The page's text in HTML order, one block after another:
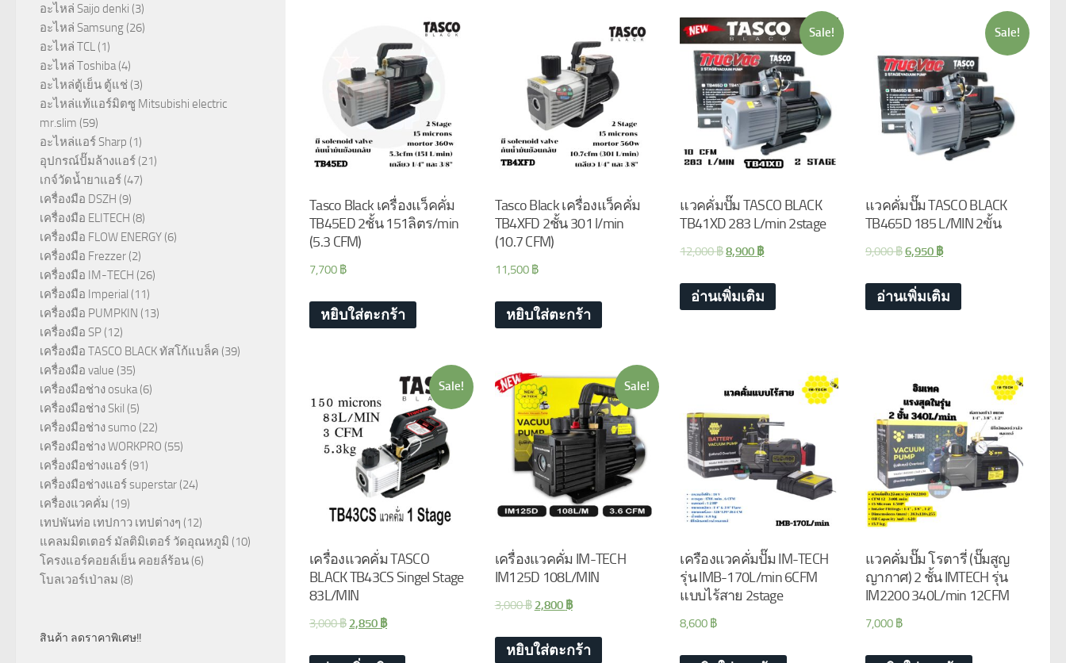
Tasco Black เครื่องแว็คคั่ม
TB45ED 2ชั้น 151ลิตร/min
(5.3 CFM)
7,700 ฿
หยิบใส่ตะกร้า
Tasco Black เครื่องแว็คคั่ม
TB4XFD 2ชั้น 301 l/min
(10.7 CFM)
11,500 ฿
หยิบใส่ตะกร้า
Sale!
แวคคั่มปั๊ม TASCO BLACK
TB41XD 283 L/min 2stage
12,000฿8,900 ฿
อ่านเพิ่มเติม
Sale!
แวคคั่มปั๊ม TASCO BLACK
TB465D 185 L/MIN 2ขั้น
9,000฿6,950 ฿
อ่านเพิ่มเติม
Sale!
เครื่องแวคคั่ม TASCO
BLACK TB43CS Singel Stage
83L/MIN
3,000฿ 2,850 ฿
Sale!
เครื่องแวคคั่ม IM-TECH
IM125D 108L/MIN
3,000฿ 2,800 ฿
หยิบใส่ตะกร้า
เครืองแวคคั่มปั๊ม IM-TECH
รุ่น IMB-170L/min 6CFM
แบบไร้สาย 2stage
8,600 ฿
แวคคั่มปั๊ม โรตารี่ (ปั๊มสูญ
ญากาศ) 2 ชั้น IMTECH รุ่น
IM2200 340L/min 12CFM
7,000 ฿
อะไหล่ Saijo denki (3)
อะไหล่ Samsung (26)
อะไหล่ TCL (1)
อะไหล่ Toshiba (4)
อะไหล่ตู้เย็น ตู้แช่ (3)
อะไหล่แท้แอร์มิตซู Mitsubishi electric
mr.slim (59)
อะไหล่แอร์ Sharp (1)
อุปกรณ์ปั๊มล้างแอร์ (21)
เกจ์วัดน้ำยาแอร์ (47)
เครื่องมือ DSZH (9)
เครื่องมือ ELITECH (8)
เครื่องมือ FLOW ENERGY (6)
เครื่องมือ Frezzer (2)
เครื่องมือ IM-TECH (26)
เครื่องมือ Imperial (11)
เครื่องมือ PUMPKIN (13)
เครื่องมือ SP (12)
เครื่องมือ TASCO BLACK ทัสโก้แบล็ค (39)
เครื่องมือ value (35)
เครื่องมือช่าง osuka (6)
เครื่องมือช่าง Skil (5)
เครื่องมือช่าง sumo (22)
เครืองมือช่าง WORKPRO (55)
เครื่องมือช่างแอร์ (91)
เครื่องมือช่างแอร์ superstar (24)
เครื่องแวคคั่ม (19)
เทปพันท่อ เทปกาว เทปต่างๆ (12)
แคลมมิตเตอร์ มัลติมิเตอร์ วัดอุณหภูมิ (10)
โครงแอร์คอยล์เย็น คอยล์ร้อน (6)
โบลเวอร์เป่าลม (8)
สินค้า ลดราคาพิเศษ!!